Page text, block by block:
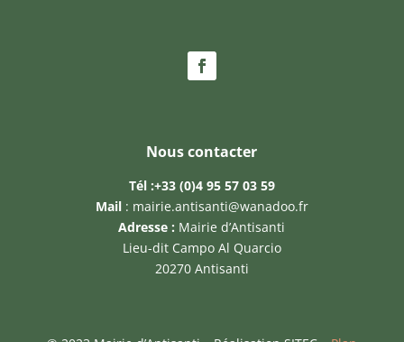
Nous contacter
Tél :+33 (0)4 95 57 03 59
Mail: mairie.antisanti@wanadoo.fr
Adresse : Mairie d’Antisanti
Lieu-dit Campo Al Quarcio
20270 Antisanti